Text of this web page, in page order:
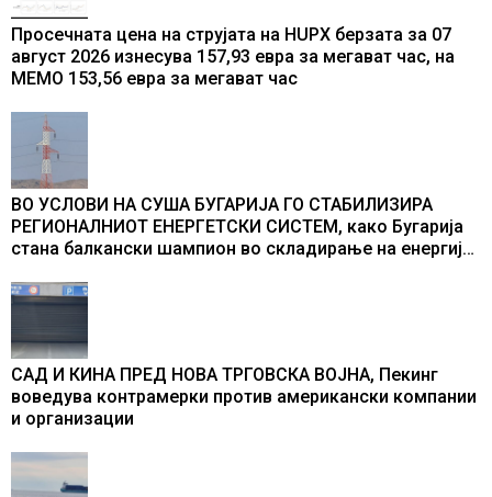
Просечната цена на струјата на HUPX берзата за 07
август 2026 изнесува 157,93 евра за мегават час, на
МЕМО 153,56 евра за мегават час
ВО УСЛОВИ НА СУША БУГАРИЈА ГО СТАБИЛИЗИРА
РЕГИОНАЛНИОТ ЕНЕРГЕТСКИ СИСТЕМ, како Бугарија
стана балкански шампион во складирање на енергија
САД И КИНА ПРЕД НОВА ТРГОВСКА ВОЈНА, Пекинг
воведува контрамерки против американски компании
и организации